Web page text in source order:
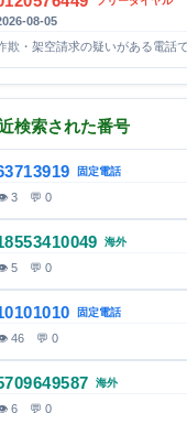
08-05
欺・架空請求の疑いがある電話で
検索された番号
固定電話
3 💬 0
海外
5 💬 0
固定電話
46 💬 0
海外
6 💬 0